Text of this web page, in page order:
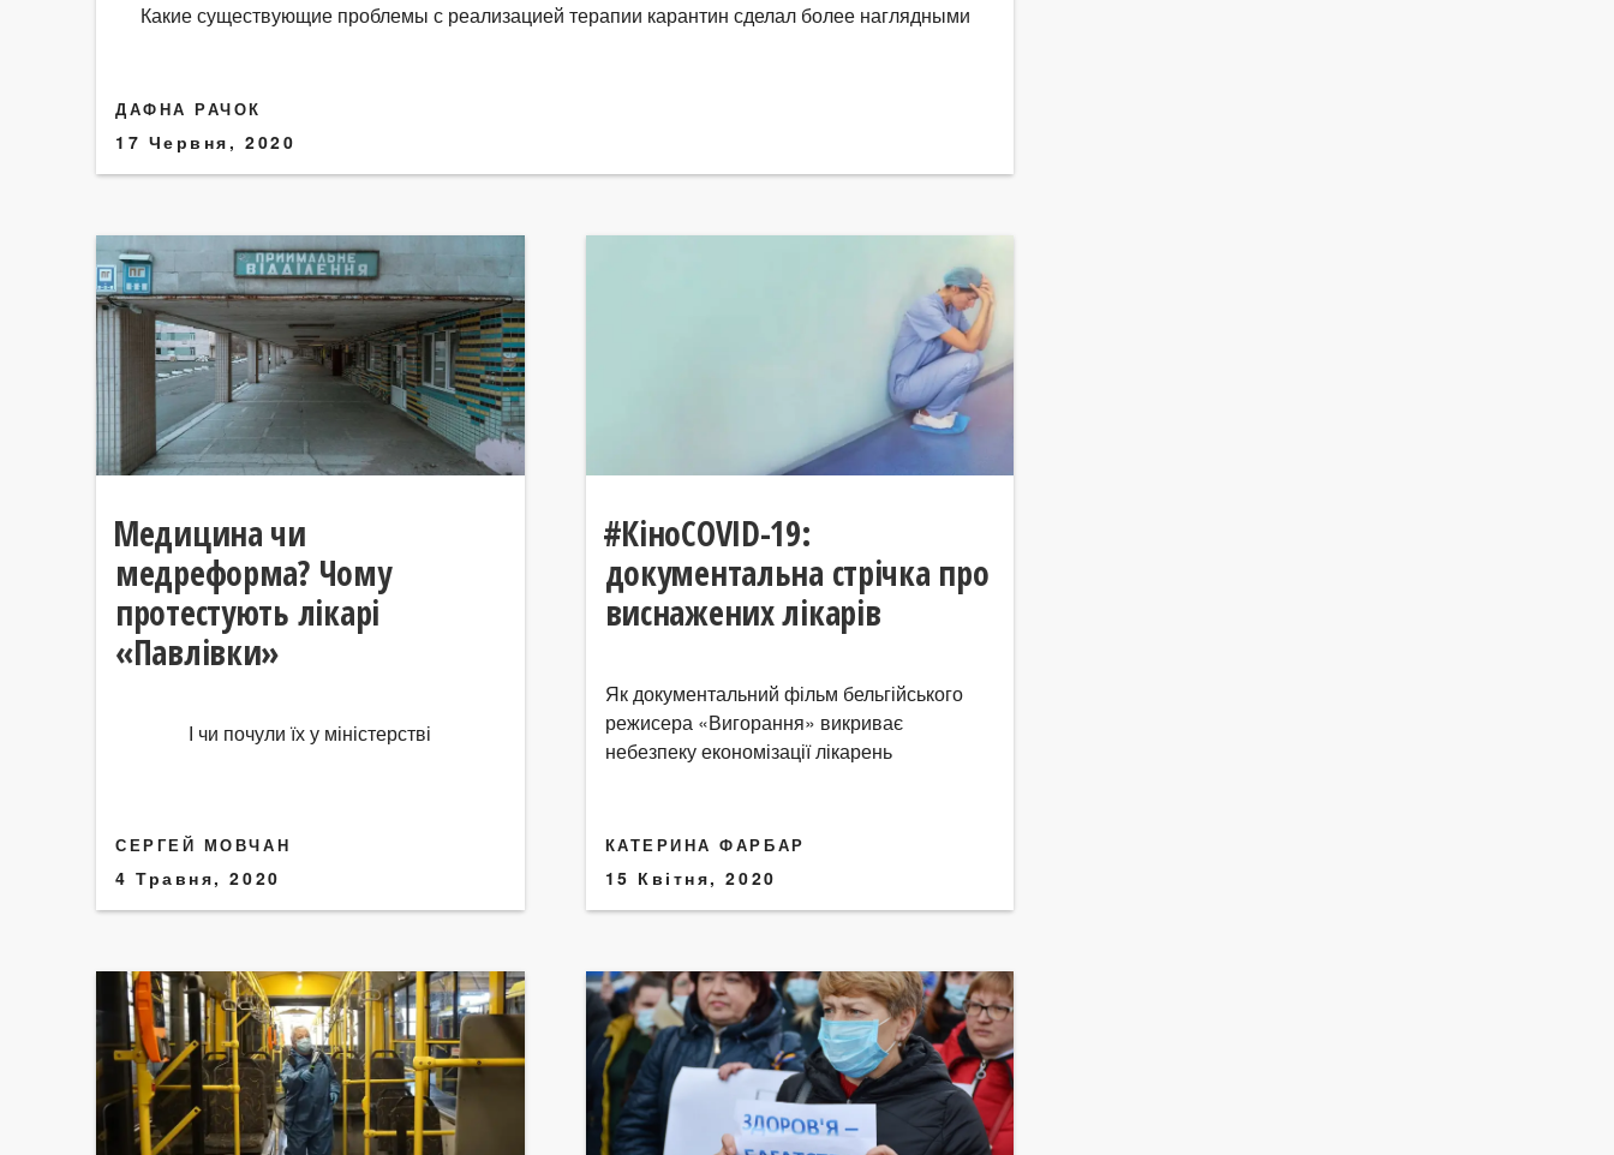
Какие существующие проблемы с реализацией терапии карантин сделал более наглядными
ДАФНА РАЧОК
17 Червня, 2020
Медицина чи
медреформа? Чому
протестують лікарі
«Павлівки»
І чи почули їх у міністерстві
СЕРГЕЙ МОВЧАН
4 Травня, 2020
#КіноCOVID-19:
документальна стрічка про
виснажених лікарів
Як документальний фільм бельгійського
режисера «Вигорання» викриває
небезпеку економізації лікарень
КАТЕРИНА ФАРБАР
15 Квітня, 2020